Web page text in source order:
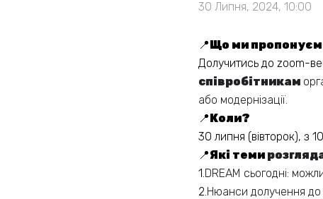
30 Липня, 2024, 10:00
📍Що ми
Долучитись до zoom-
співробітникам
або модернізації.
📍Коли?
30 липня (вівторок), з
📍Які теми
1.DREAM сьогодні:
2.Нюанси долучення до